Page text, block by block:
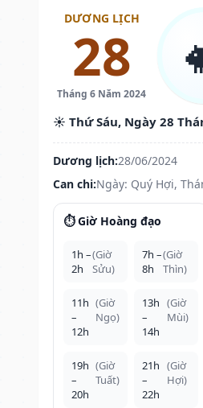
DƯƠNG LỊCH
28
Tháng 6 Năm 2024
☀️ Thứ Sáu, Ngày 28
Dương lịch:28/06/2024
Can chi:Ngày: Quý Hợi,
⏱️ Giờ Hoàng đạo
1h –
2h
(Giờ
Sửu)
7h –
8h
(Giờ
Thìn)
11h
–
12h
(Giờ
Ngọ)
13h
–
14h
(Giờ
Mùi)
19h
–
20h
(Giờ
Tuất)
21h
–
22h
(Giờ
Hợi)